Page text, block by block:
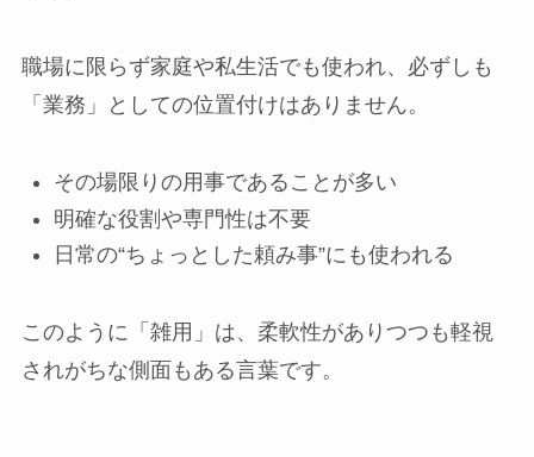
職場に限らず家庭や私生活でも使われ、必ずしも
「業務」としての位置付けはありません。
その場限りの用事であることが多い
明確な役割や専門性は不要
日常の“ちょっとした頼み事”にも使われる
このように「雑用」は、柔軟性がありつつも軽視
されがちな側面もある言葉です。